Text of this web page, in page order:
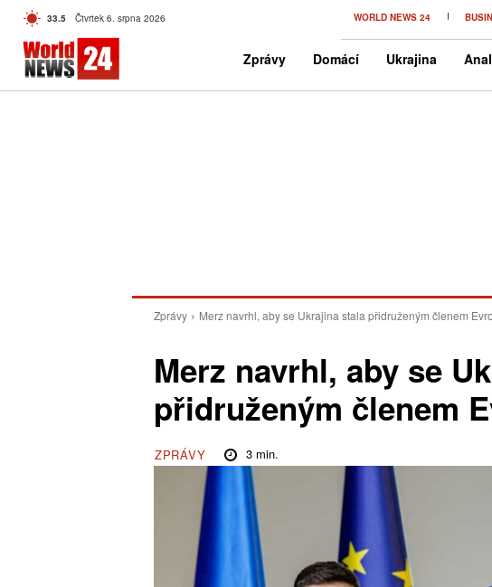
33.5 C Czech
Čtvrtek 6. srpna 2026 WORLD NEWS 24
Zprávy Domácí Ukrajina
Zprávy Merz navrhl, aby se Ukrajina stala přidruženým členem
Merz navrhl, aby se
přidruženým členem
ZPRÁVY 3 min.